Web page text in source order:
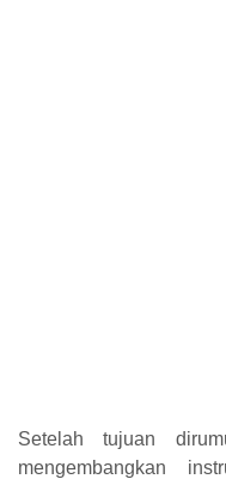
Setelah tujuan
mengembangkan